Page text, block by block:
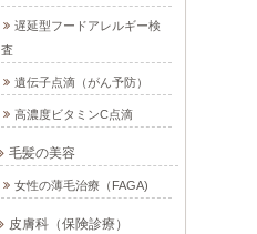
遅延型フードアレルギー検
査
遺伝子点滴（がん予防）
高濃度ビタミンC点滴
毛髪の美容
女性の薄毛治療（FAGA)
皮膚科（保険診療）